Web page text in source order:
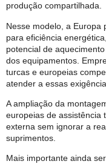
produção compartilhada.
Nesse modelo, a Europa
para eficiência
potencial de
dos equipamentos.
turcas e europeias
atender a essas
A ampliação da
europeias de assistência
externa sem ignorar a
suprimentos.
Mais importante ainda